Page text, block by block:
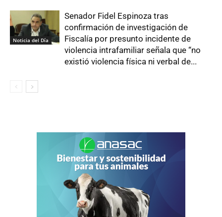
Noticia del Día
Senador Fidel Espinoza tras
confirmación de investigación de
Fiscalía por presunto incidente de
violencia intrafamiliar señala que “no
existió violencia física ni verbal de...